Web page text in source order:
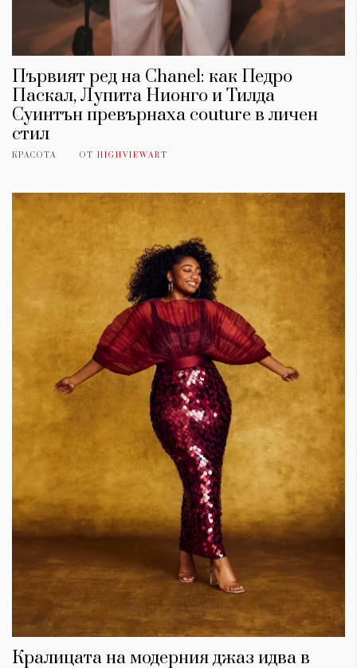
Първият ред на Chanel: как Педро
Паскал, Лупита Нионго и Тилда
Суинтън превърнаха couture в личен
стил
КРАСОТА ОТ HIGHVIEWART
Кралицата на модерния джаз идва в